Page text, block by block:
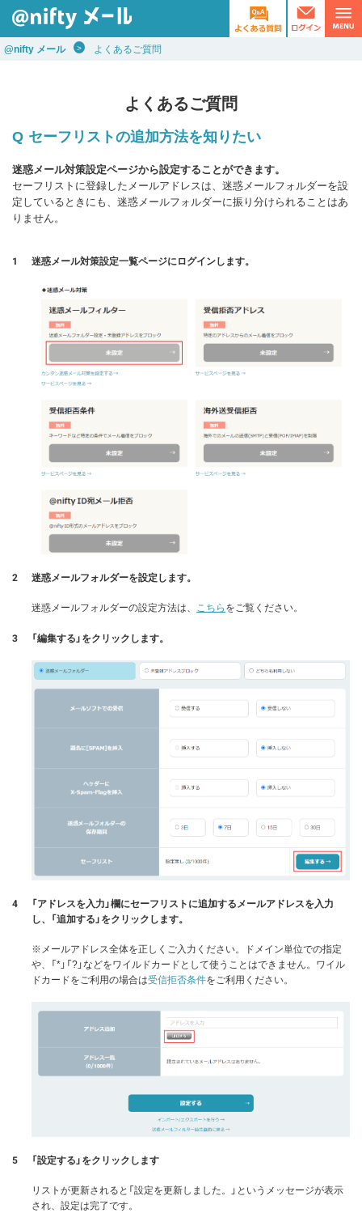
@nifty メール よくあるご質問
よくあるご質問
セーフリストの追加方法を知りたい
迷惑メール対策設定ページから設定することができます。
セーフリストに登録したメールアドレスは、迷惑メールフォルダーを設
定しているときにも、迷惑メールフォルダーに振り分けられることはあ
りません。
1 迷惑メール対策設定一覧ページにログインします。
2 迷惑メールフォルダーを設定します。
迷惑メールフォルダーの設定方法は、 こちらをご覧ください。
3 「編集する」をクリックします。
4
「アドレスを入力」欄にセーフリストに追加するメールアドレスを入力
し、「追加する」をクリックします。
※メールアドレス全体を正しくご入力ください。ドメイン単位での指定
や、「*」「?」などをワイルドカードとして使うことはできません。ワイル
ドカードをご利用の場合は受信拒否条件をご利用ください。
5 「設定する」をクリックします
リストが更新されると「設定を更新しました。」というメッセージが表示
され、設定は完了です。